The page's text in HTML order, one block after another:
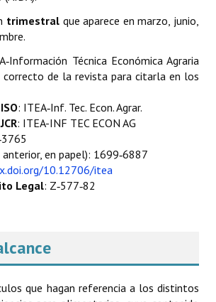
trimestralque aparece en marzo, junio,
Técnica Económica Agraria
correcto de la revista para citarla en los
: ITEA‑Inf. Tec. Econ. Agrar.
: ITEA-INF TEC ECON AG
anterior, en papel): 1699‑6887
10.12706/itea
Legal: Z‑577‑82
que hagan referencia a los distintos